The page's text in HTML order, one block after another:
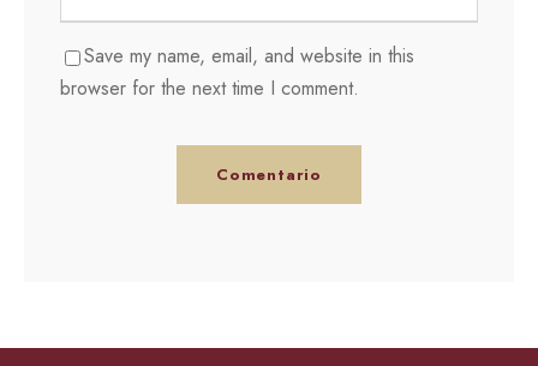
Save my name, email, and website in this
browser for the next time I comment.